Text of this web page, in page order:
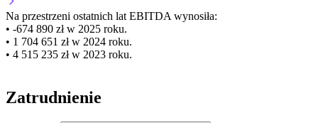
Na przestrzeni ostatnich lat EBITDA wynosiła:
• -674 890 zł w 2025 roku.
• 1 704 651 zł w 2024 roku.
• 4 515 235 zł w 2023 roku.
Zatrudnienie